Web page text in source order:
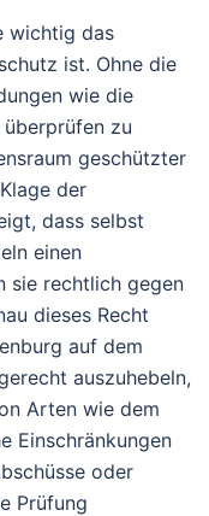
wichtig das
ist. Ohne die
wie die
zu
geschützter
der
dass selbst
einen
sie rechtlich gegen
dieses Recht
auf dem
auszuhebeln,
Arten wie dem
Einschränkungen
oder
Prüfung